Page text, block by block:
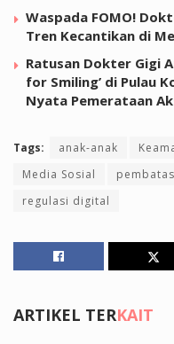
Waspada FOMO!
Tren Kecantikan di
Ratusan Dokter Gigi
for Smiling’ di Pulau
Nyata Pemerataan
Tags: anak-anak
Media Sosial
regulasi digital
ARTIKEL TERKAIT